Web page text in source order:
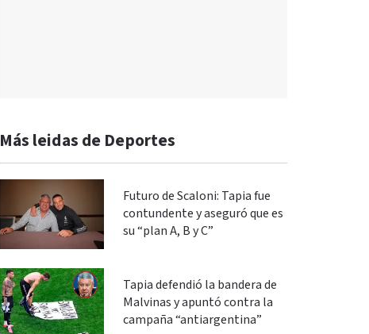
Más leidas de Deportes
Futuro de Scaloni: Tapia fue
contundente y aseguró que es
su “plan A, B y C”
Tapia defendió la bandera de
Malvinas y apuntó contra la
campaña “antiargentina”